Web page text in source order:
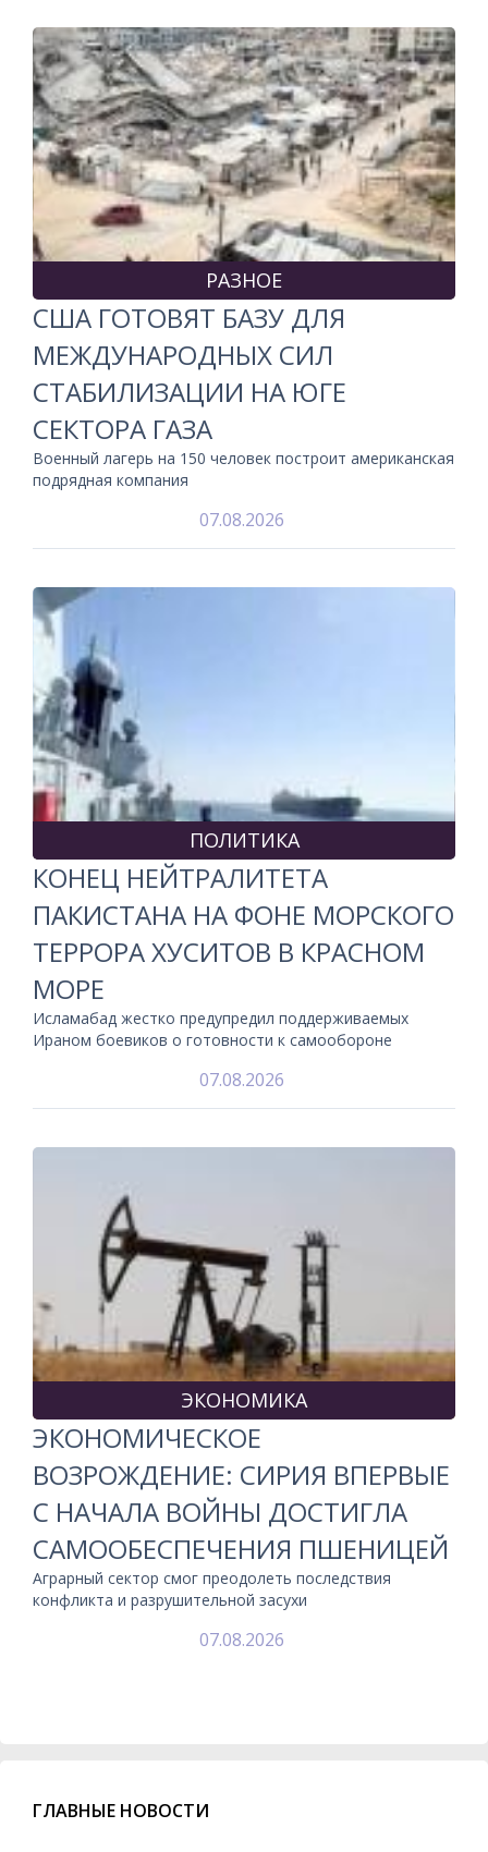
РАЗНОЕ
США ГОТОВЯТ БАЗУ ДЛЯ
МЕЖДУНАРОДНЫХ СИЛ
СТАБИЛИЗАЦИИ НА ЮГЕ
СЕКТОРА ГАЗА
Военный лагерь на 150 человек построит американская
подрядная компания
07.08.2026
ПОЛИТИКА
КОНЕЦ НЕЙТРАЛИТЕТА
ПАКИСТАНА НА ФОНЕ МОРСКОГО
ТЕРРОРА ХУСИТОВ В КРАСНОМ
МОРЕ
Исламабад жестко предупредил поддерживаемых
Ираном боевиков о готовности к самообороне
07.08.2026
ЭКОНОМИКА
ЭКОНОМИЧЕСКОЕ
ВОЗРОЖДЕНИЕ: СИРИЯ ВПЕРВЫЕ
С НАЧАЛА ВОЙНЫ ДОСТИГЛА
САМООБЕСПЕЧЕНИЯ ПШЕНИЦЕЙ
Аграрный сектор смог преодолеть последствия
конфликта и разрушительной засухи
07.08.2026
ГЛАВНЫЕ НОВОСТИ